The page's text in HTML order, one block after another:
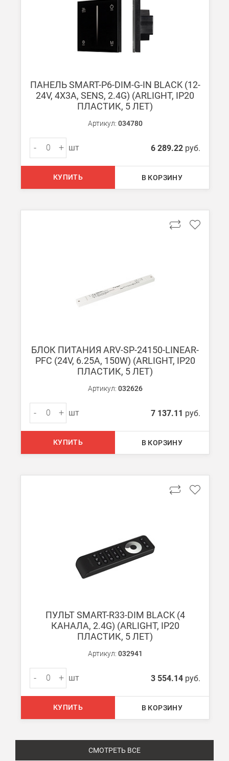
БЕСПЛАТНАЯ доставка при сумме заказа от 7000 руб.
Boxberry
Мы можем доставить ваши заказы сервисом компании
Транспортные компании
Мы можем отправить ваш заказ транспортной компанией в
Доставка до ТК от 7000 руб. БЕСПЛАТНО.
При заказе менее 7000 руб. стоимость доставки до ТК 750 руб.
Подробнее обоплате и доставке
ПАНЕЛЬ SMART-P6-DIM-G-IN BLACK (12-
24V, 4X3A, SENS, 2.4G) (ARLIGHT, IP20
ПЛАСТИК, 5 ЛЕТ)
Артикул: 034780
- + шт 6 289.22 руб.
КУПИТЬ В КОРЗИНУ
БЛОК ПИТАНИЯ ARV-SP-24150-LINEAR-
PFC (24V, 6.25A, 150W) (ARLIGHT, IP20
ПЛАСТИК, 5 ЛЕТ)
Артикул: 032626
- + шт 7 137.11 руб.
КУПИТЬ В КОРЗИНУ
ПУЛЬТ SMART-R33-DIM BLACK (4
КАНАЛА, 2.4G) (ARLIGHT, IP20
ПЛАСТИК, 5 ЛЕТ)
Артикул: 032941
- + шт 3 554.14 руб.
КУПИТЬ В КОРЗИНУ
СМОТРЕТЬ ВСЕ